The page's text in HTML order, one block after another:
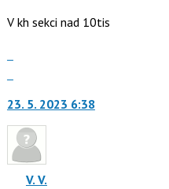
V kh sekci nad 10tis
další
nový
názor.
K
navigaci
23. 5. 2023 6:38
V. V.